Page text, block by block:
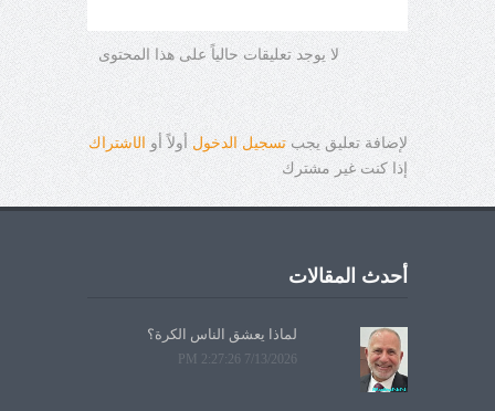
لا يوجد تعليقات حالياً على هذا المحتوى
لإضافة تعليق يجبتسجيل الدخول أولاً أو الاشتراك
إذا كنت غير مشترك
أحدث المقالات
لماذا يعشق الناس الكرة؟
7/13/2026 2:27:26 PM